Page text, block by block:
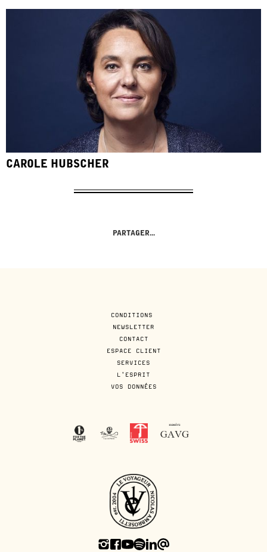
CAROLE HUBSCHER
PARTAGER...
CONDITIONS
NEWSLETTER
CONTACT
ESPACE CLIENT
SERVICES
L'ESPRIT
VOS DONNÉES